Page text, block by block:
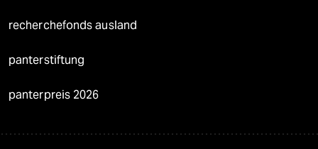
recherchefonds ausland
panterstiftung
panterpreis 2026